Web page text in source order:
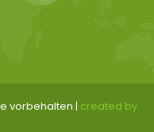
vorbehalten | created by